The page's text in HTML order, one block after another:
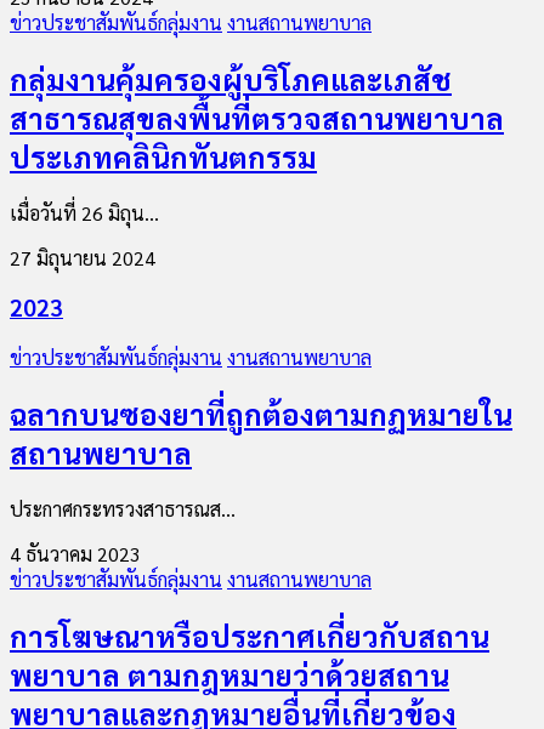
ข่าวประชาสัมพันธ์กลุ่มงาน งานสถานพยาบาล
กลุ่มงานคุ้มครองผู้บริโภคและเภสัช
สาธารณสุขลงพื้นที่ตรวจสถานพยาบาล
ประเภทคลินิกทันตกรรม
เมื่อวันที่ 26 มิถุน...
27 มิถุนายน 2024
2023
ข่าวประชาสัมพันธ์กลุ่มงาน งานสถานพยาบาล
ฉลากบนซองยาที่ถูกต้องตามกฏหมายใน
สถานพยาบาล
ประกาศกระทรวงสาธารณส...
4 ธันวาคม 2023
ข่าวประชาสัมพันธ์กลุ่มงาน งานสถานพยาบาล
การโฆษณาหรือประกาศเกี่ยวกับสถาน
พยาบาล ตามกฎหมายว่าด้วยสถาน
พยาบาลและกฎหมายอื่นที่เกี่ยวข้อง